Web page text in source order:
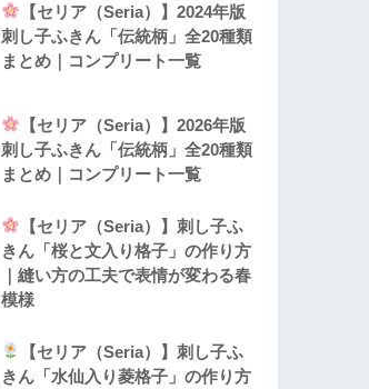
【セリア（Seria）】2024年版
刺し子ふきん「伝統柄」全20種類
まとめ｜コンプリート一覧
【セリア（Seria）】2026年版
刺し子ふきん「伝統柄」全20種類
まとめ｜コンプリート一覧
【セリア（Seria）】刺し子ふ
きん「桜と文入り格子」の作り方
｜縫い方の工夫で表情が変わる春
模様
【セリア（Seria）】刺し子ふ
きん「水仙入り菱格子」の作り方